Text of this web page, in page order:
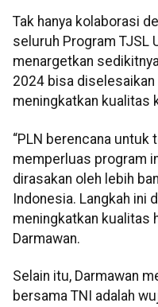
Tak hanya kolaborasi
seluruh Program TJSL
menargetkan
2024 bisa
meningkatkan kualitas
“PLN berencana untuk
memperluas program
dirasakan oleh lebih
Indonesia. Langkah ini
meningkatkan kualitas
Darmawan.
Selain itu, Darmawan
bersama TNI adalah